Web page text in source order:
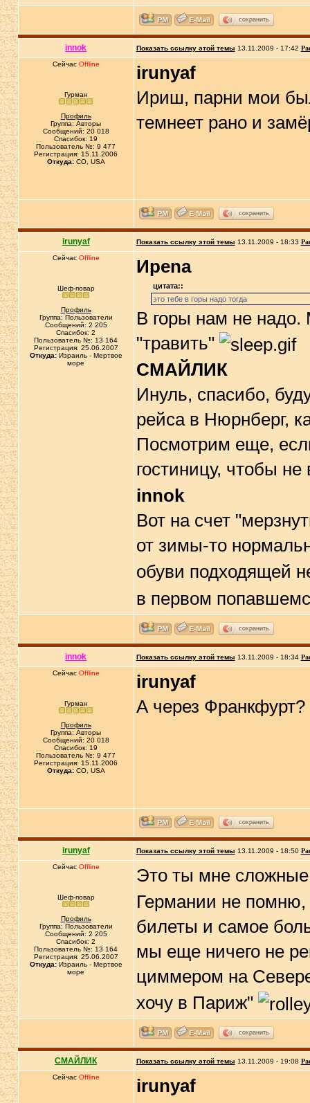
сохранить
innok Показать ссылку этой темы 13.11.2009 - 17:42
Сейчас Offline
Гурман
Профиль
Группа: Авторы
Сообщений: 20 018
Спасибок: 19
Пользователь №: 9 477
Регистрация: 15.11.2006
Откуда:CO, USA
irunyaf
Ириш, парни мои
темнеет рано и
сохранить
irunyaf Показать ссылку этой темы 13.11.2009 - 18:33
Сейчас Offline
Шеф-повар
Профиль
Группа: Пользователи
Сообщений: 2 205
Спасибок: 2
Пользователь №: 13 164
Регистрация: 25.06.2007
Откуда:Израиль - Мертвое
море
Иpena
цитата::
это тебе в горы надо тогда
В горы нам не надо.
"травить"
СМАЙЛИК
Инуль, спасибо,
рейса в Нюрнберг,
Посмотрим еще,
гостиницу, чтобы
innok
Вот на счет
от зимы-то
обуви подходящей
в первом
сохранить
innok Показать ссылку этой темы 13.11.2009 - 18:34
Сейчас Offline
Гурман
Профиль
Группа: Авторы
Сообщений: 20 018
Спасибок: 19
Пользователь №: 9 477
Регистрация: 15.11.2006
Откуда:CO, USA
irunyaf
А через Франкфурт?
сохранить
irunyaf Показать ссылку этой темы 13.11.2009 - 18:50
Сейчас Offline
Шеф-повар
Профиль
Группа: Пользователи
Сообщений: 2 205
Спасибок: 2
Пользователь №: 13 164
Регистрация: 25.06.2007
Откуда:Израиль - Мертвое
море
Это ты мне
Германии не
билеты и самое
мы еще ничего не
циммером на
хочу в Париж"
сохранить
СМАЙЛИК Показать ссылку этой темы 13.11.2009 - 19:08
Сейчас Offline
irunyaf